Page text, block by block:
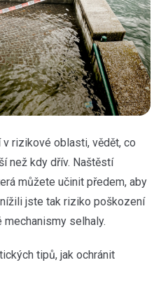
rizikové oblasti, vědět, co
než kdy dřív. Naštěstí
můžete učinit předem, aby
jste tak riziko poškození
mechanismy selhaly.
tipů, jak ochránit